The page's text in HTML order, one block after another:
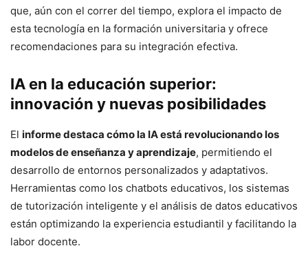
que, aún con el correr del tiempo, explora el impacto de
esta tecnología en la formación universitaria y ofrece
recomendaciones para su integración efectiva.
IA en la educación superior:
innovación y nuevas posibilidades
El informe destaca cómo la IA está revolucionando los
modelos de enseñanza y aprendizaje, permitiendo el
desarrollo de entornos personalizados y adaptativos.
Herramientas como los chatbots educativos, los sistemas
de tutorización inteligente y el análisis de datos educativos
están optimizando la experiencia estudiantil y facilitando la
labor docente.